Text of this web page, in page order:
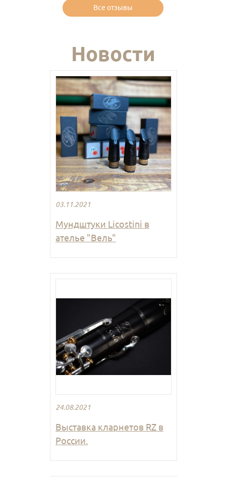
Все отзывы
Новости
03.11.2021
Мундштуки Licostini в
ателье "Вель"
24.08.2021
Выставка кларнетов RZ в
России.